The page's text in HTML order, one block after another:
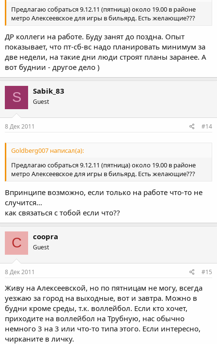
Предлагаю собраться 9.12.11 (пятница) около 19.00 в районе
метро Алексеевское для игры в бильярд. Есть желающие???
ДР коллеги на работе. Буду занят до поздна. Опыт
показывает, что пт-сб-вс надо планировать минимум за
две недели, на такие дни люди строят планы заранее. А
вот буднии - другое дело )
S Sabik_83
Guest
8 Дек 2011 #14
Goldberg007 написал(а):
Предлагаю собраться 9.12.11 (пятница) около 19.00 в районе
метро Алексеевское для игры в бильярд. Есть желающие???
Впринципе возможно, если только на работе что-то не
случится...
как связаться с тобой если что??
C coopra
Guest
8 Дек 2011 #15
Живу на Алексеевской, но по пятницам не могу, всегда
уезжаю за город на выходные, вот и завтра. Можно в
будни кроме среды, т.к. воллейбол. Если кто хочет,
приходите на воллейбол на Трубную, нас обычно
немного 3 на 3 или что-то типа этого. Если интересно,
чирканите в личку.